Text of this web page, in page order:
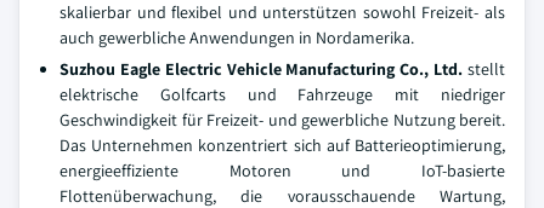
skalierbar und flexibel und unterstützen sowohl Freizeit- als
auch gewerbliche Anwendungen in Nordamerika.
Suzhou Eagle Electric Vehicle Manufacturing Co., Ltd. stellt
elektrische Golfcarts und Fahrzeuge mit niedriger
Geschwindigkeit für Freizeit- und gewerbliche Nutzung bereit.
Das Unternehmen konzentriert sich auf Batterieoptimierung,
energieeffiziente Motoren und IoT-basierte
Flottenüberwachung, die vorausschauende Wartung,